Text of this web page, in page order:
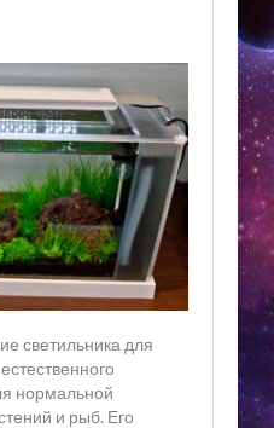
светильника для
нормальной
и рыб. Его